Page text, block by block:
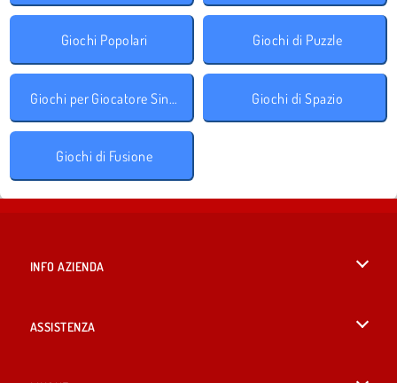
Giochi Popolari Giochi di Puzzle
Giochi per Giocatore Singolo Giochi di Spazio
Giochi di Fusione
INFO AZIENDA
ASSISTENZA